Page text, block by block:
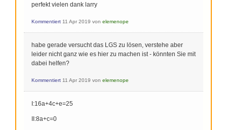
perfekt vielen dank larry
Kommentiert 11 Apr 2019 von elemenope
habe gerade versucht das LGS zu lösen, verstehe aber
leider nicht ganz wie es hier zu machen ist - könnten Sie mit
dabei helfen?
Kommentiert 11 Apr 2019 von elemenope
I:16a+4c+e=25
II:8a+c=0